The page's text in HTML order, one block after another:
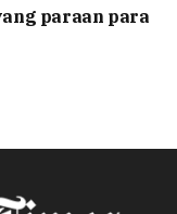
paraan para